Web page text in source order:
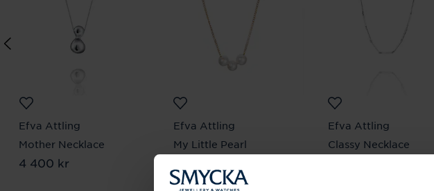
Efva Attling
Mother Necklace
Pris:4 400 kr
4 400 kr
Efva Attling
My Little Pearl
Pris: 6 500 kr
6 500 kr
Efva Attling
Classy Necklace